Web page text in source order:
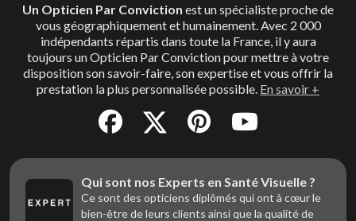
Un Opticien Par Conviction est un spécialiste proche de
vous géographiquement et humainement. Avec 2 000
indépendants répartis dans toute la France, il y aura
toujours un Opticien Par Conviction pour mettre à votre
disposition son savoir-faire, son expertise et vous offrir la
prestation la plus personnalisée possible. En savoir +
Qui sont nos Experts en Santé Visuelle ?
Ce sont des opticiens diplômés qui ont à cœur le
bien-être de leurs clients ainsi que la qualité de